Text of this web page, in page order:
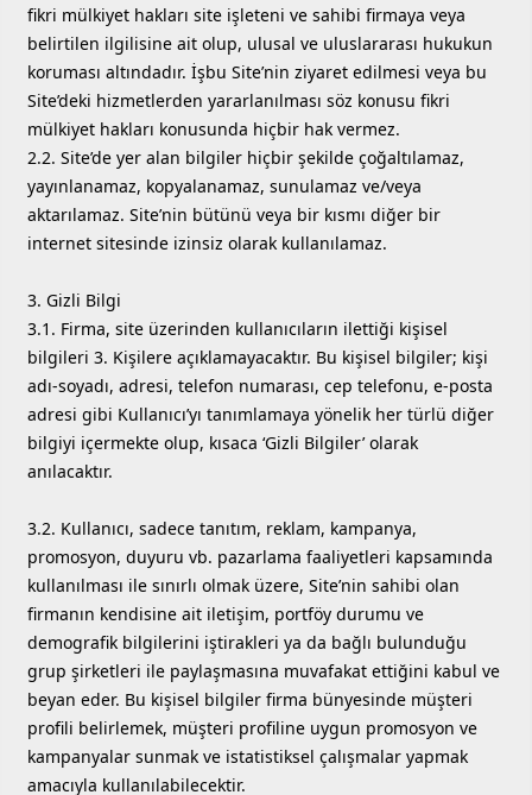
fikri mülkiyet hakları site işleteni ve sahibi firmaya veya
belirtilen ilgilisine ait olup, ulusal ve uluslararası hukukun
koruması altındadır. İşbu Site’nin ziyaret edilmesi veya bu
Site’deki hizmetlerden yararlanılması söz konusu fikri
mülkiyet hakları konusunda hiçbir hak vermez.
2.2. Site’de yer alan bilgiler hiçbir şekilde çoğaltılamaz,
yayınlanamaz, kopyalanamaz, sunulamaz ve/veya
aktarılamaz. Site’nin bütünü veya bir kısmı diğer bir
internet sitesinde izinsiz olarak kullanılamaz.
3. Gizli Bilgi
3.1. Firma, site üzerinden kullanıcıların ilettiği kişisel
bilgileri 3. Kişilere açıklamayacaktır. Bu kişisel bilgiler; kişi
adı-soyadı, adresi, telefon numarası, cep telefonu, e-posta
adresi gibi Kullanıcı’yı tanımlamaya yönelik her türlü diğer
bilgiyi içermekte olup, kısaca ‘Gizli Bilgiler’ olarak
anılacaktır.
3.2. Kullanıcı, sadece tanıtım, reklam, kampanya,
promosyon, duyuru vb. pazarlama faaliyetleri kapsamında
kullanılması ile sınırlı olmak üzere, Site’nin sahibi olan
firmanın kendisine ait iletişim, portföy durumu ve
demografik bilgilerini iştirakleri ya da bağlı bulunduğu
grup şirketleri ile paylaşmasına muvafakat ettiğini kabul ve
beyan eder. Bu kişisel bilgiler firma bünyesinde müşteri
profili belirlemek, müşteri profiline uygun promosyon ve
kampanyalar sunmak ve istatistiksel çalışmalar yapmak
amacıyla kullanılabilecektir.